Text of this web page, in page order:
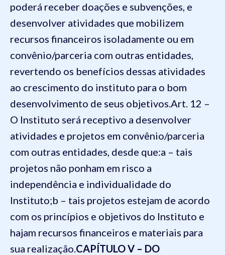
poderá receber doações e subvenções, e
desenvolver atividades que mobilizem
recursos financeiros isoladamente ou em
convênio/parceria com outras entidades,
revertendo os benefícios dessas atividades
ao crescimento do instituto para o bom
desenvolvimento de seus objetivos.Art. 12 –
O Instituto será receptivo a desenvolver
atividades e projetos em convênio/parceria
com outras entidades, desde que:a – tais
projetos não ponham em risco a
independência e individualidade do
Instituto;b – tais projetos estejam de acordo
com os princípios e objetivos do Instituto e
hajam recursos financeiros e materiais para
sua realização.CAPÍTULO V – DO